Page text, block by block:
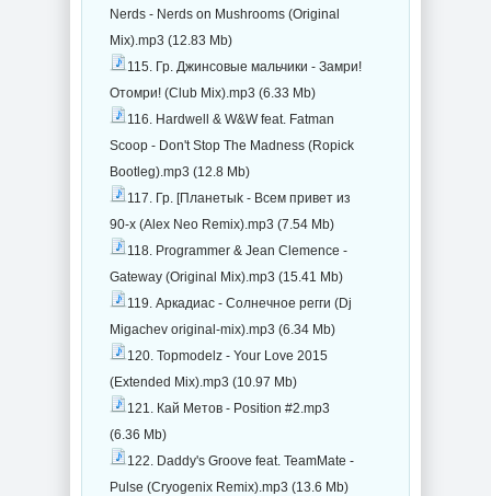
Nerds - Nerds on Mushrooms (Original
Mix).mp3 (12.83 Mb)
115. Гр. Джинсовые мальчики - Замри!
Отомри! (Club Mix).mp3 (6.33 Mb)
116. Hardwell & W&W feat. Fatman
Scoop - Don't Stop The Madness (Ropick
Bootleg).mp3 (12.8 Mb)
117. Гр. [Планетыk - Всем привет из
90-х (Alex Neo Remix).mp3 (7.54 Mb)
118. Programmer & Jean Clemence -
Gateway (Original Mix).mp3 (15.41 Mb)
119. Аркадиас - Солнечное регги (Dj
Migachev original-mix).mp3 (6.34 Mb)
120. Topmodelz - Your Love 2015
(Extended Mix).mp3 (10.97 Mb)
121. Кай Метов - Position #2.mp3
(6.36 Mb)
122. Daddy's Groove feat. TeamMate -
Pulse (Cryogenix Remix).mp3 (13.6 Mb)